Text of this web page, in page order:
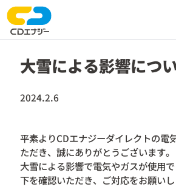
大雪による影響につ
2024.2.6
平素よりCDエナジーダイレクトの電
ただき、誠にありがとうございます。
大雪による影響で電気やガスが使用
下を確認いただき、ご対応をお願いし